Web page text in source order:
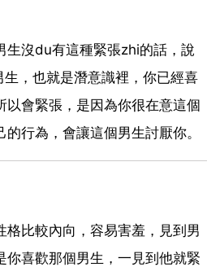
生沒du有這種緊張zhi的話，說
，也就是潛意識裡，你已經喜
以會緊張，是因為你很在意這個
行為，會讓這個男生討厭你。
格比較內向，容易害羞，見到男
你喜歡那個男生，一見到他就緊